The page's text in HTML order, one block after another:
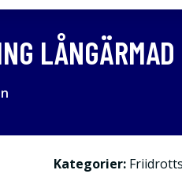
Kategorier: